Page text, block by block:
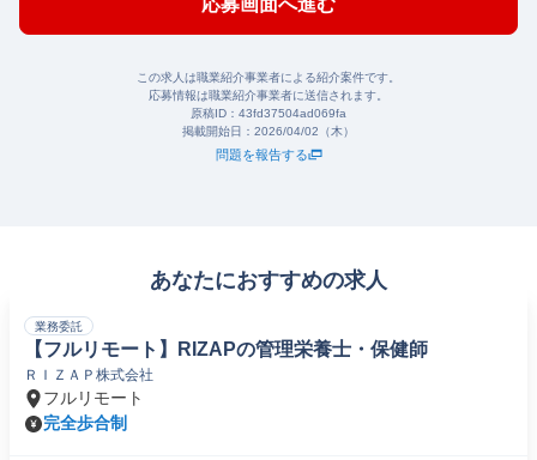
応募画面へ進む
この求人は職業紹介事業者による紹介案件です。
応募情報は職業紹介事業者に送信されます。
原稿ID： 43fd37504ad069fa
掲載開始日： 2026/04/02（木）
問題を報告する
あなたにおすすめの求人
業務委託
【フルリモート】RIZAPの管理栄養士・保健師
ＲＩＺＡＰ株式会社
フルリモート
完全歩合制